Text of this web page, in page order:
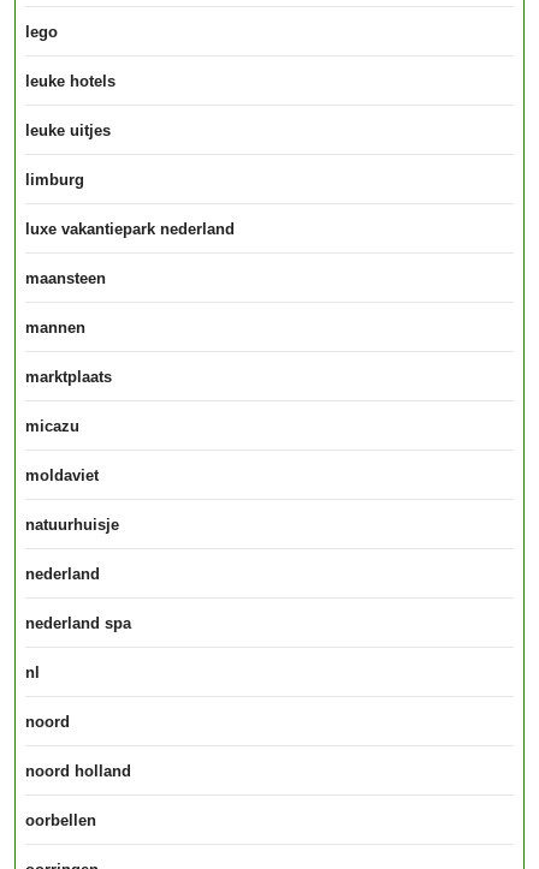
lego
leuke hotels
leuke uitjes
limburg
luxe vakantiepark nederland
maansteen
mannen
marktplaats
micazu
moldaviet
natuurhuisje
nederland
nederland spa
nl
noord
noord holland
oorbellen